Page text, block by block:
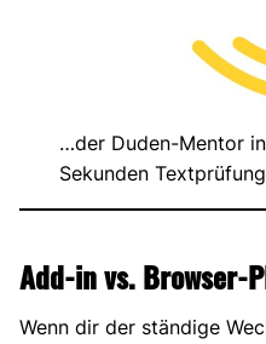
…der Duden-Mentor
Sekunden
Add-in vs. Browser-
Wenn dir der ständige